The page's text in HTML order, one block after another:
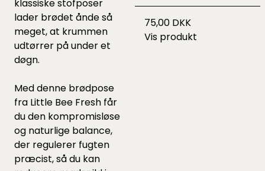
klassiske stofposer
lader brødet ånde så
meget, at krummen
udtørrer på under et
døgn.
Med denne brødpose
fra Little Bee Fresh får
du den kompromisløse
og naturlige balance,
der regulerer fugten
præcist, så du kan
75,00 DKK
Vis produkt